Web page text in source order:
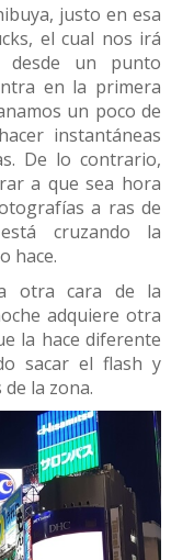
justo en esa
el cual nos irá
un punto
en la primera
un poco de
instantáneas
De lo contrario,
a que sea hora
a ras de
cruzando la
hace.
otra cara de la
adquiere otra
la hace diferente
sacar el flash y
la zona.